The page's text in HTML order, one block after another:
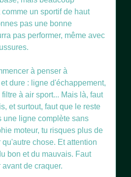
un sportif de haut
pas une bonne
pas performer, même avec
à penser à
dure : ligne d'échappement,
à air sport... Mais là, faut
et surtout, faut que le reste
une ligne complète sans
moteur, tu risques plus de
chose. Et attention
bon et du mauvais. Faut
de craquer.